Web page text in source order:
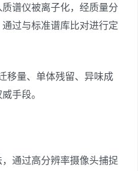
谱仪被离子化，经质量分
过与标准谱库比对进行定
移量、单体残留、异味成
手段。
通过高分辨率摄像头捕捉